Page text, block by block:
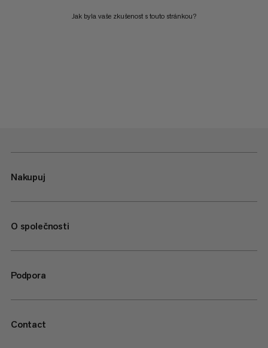
Jak byla vaše zkušenost s touto stránkou?
Nakupuj
O společnosti
Podpora
Contact